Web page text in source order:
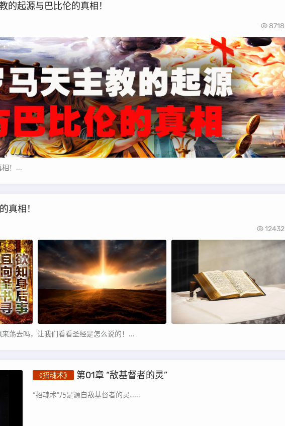
的起源与巴比伦的真相！
8718
相！...
真相！
12432
荡去吗，让我们看看圣经是怎么说的！...
《招魂术》 第01章 “敌基督者的灵”
“招魂术”乃是源自敌基督者的灵…...